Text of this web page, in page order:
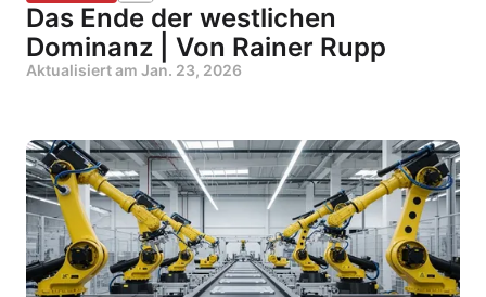
Das Ende der westlichen
Dominanz | Von Rainer Rupp
Aktualisiert am Jan. 23, 2026